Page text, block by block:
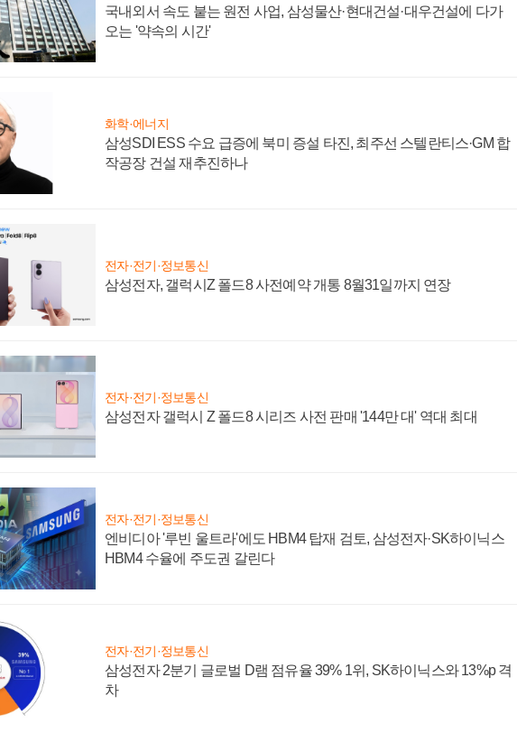
국내외서 속도 붙는 원전 사업, 삼성물산·현대건설·대우건설에 다가
오는 '약속의 시간'
화학·에너지
삼성SDI ESS 수요 급증에 북미 증설 타진, 최주선 스텔란티스·GM 합
작공장 건설 재추진하나
전자·전기·정보통신
삼성전자, 갤럭시Z 폴드8 사전예약 개통 8월31일까지 연장
전자·전기·정보통신
삼성전자 갤럭시 Z 폴드8 시리즈 사전 판매 '144만 대' 역대 최대
전자·전기·정보통신
엔비디아 '루빈 울트라'에도 HBM4 탑재 검토, 삼성전자·SK하이닉스
HBM4 수율에 주도권 갈린다
전자·전기·정보통신
삼성전자 2분기 글로벌 D램 점유율 39% 1위, SK하이닉스와 13%p 격
차